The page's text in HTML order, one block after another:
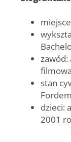
stan
dzieci:
2001